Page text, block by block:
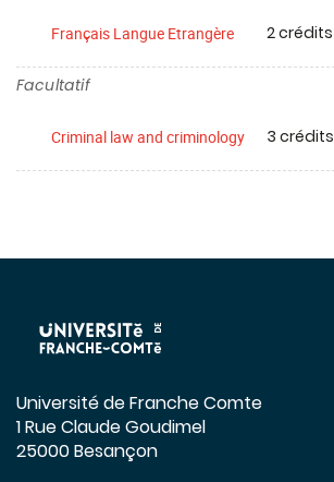
Français Langue Etrangère 2 crédits
Facultatif
Criminal law and criminology 3 crédits
Université de Franche Comte
1 Rue Claude Goudimel
25000 Besançon